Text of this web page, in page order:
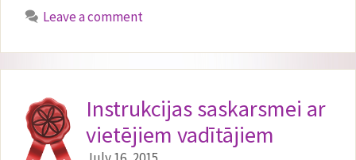
Leave a comment
Instrukcijas saskarsmei ar
vietējiem vadītājiem